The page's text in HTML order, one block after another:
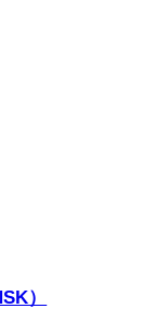
）